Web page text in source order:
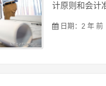
计原则和会计
日期：2 年 前